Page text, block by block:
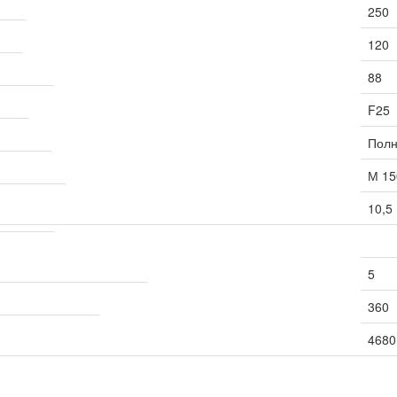
250
120
88
F25
М
10,5
5
360
4680